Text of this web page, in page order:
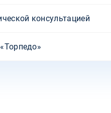
консультацией